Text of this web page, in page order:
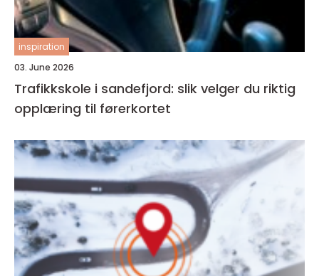
inspiration
03. June 2026
Trafikkskole i sandefjord: slik velger du riktig
opplæring til førerkortet